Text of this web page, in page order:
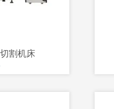
割机床